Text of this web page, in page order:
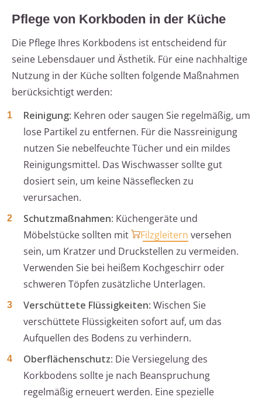
Pflege von Korkboden in der Küche
Die Pflege Ihres Korkbodens ist entscheidend für
seine Lebensdauer und Ästhetik. Für eine nachhaltige
Nutzung in der Küche sollten folgende Maßnahmen
berücksichtigt werden:
Reinigung: Kehren oder saugen Sie regelmäßig, um
lose Partikel zu entfernen. Für die Nassreinigung
nutzen Sie nebelfeuchte Tücher und ein mildes
Reinigungsmittel. Das Wischwasser sollte gut
dosiert sein, um keine Nässeflecken zu
verursachen.
Schutzmaßnahmen: Küchengeräte und
Möbelstücke sollten mit
Filzgleitern versehen
sein, um Kratzer und Druckstellen zu vermeiden.
Verwenden Sie bei heißem Kochgeschirr oder
schweren Töpfen zusätzliche Unterlagen.
Verschüttete Flüssigkeiten: Wischen Sie
verschüttete Flüssigkeiten sofort auf, um das
Aufquellen des Bodens zu verhindern.
Oberflächenschutz: Die Versiegelung des
Korkbodens sollte je nach Beanspruchung
regelmäßig erneuert werden. Eine spezielle